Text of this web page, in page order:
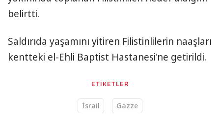
belirtti.
Saldırıda yaşamını yitiren Filistinlilerin naaşları
kentteki el-Ehli Baptist Hastanesi'ne getirildi.
ETİKETLER
İsrail Gazze